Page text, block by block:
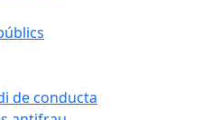
de conducta